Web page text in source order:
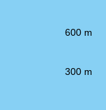
600 m
300 m